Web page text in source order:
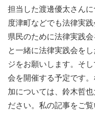
担当した渡邊優太さん
度津町などでも法律実
県民のために法律実践
と一緒に法律実践会を
ジをお願いします。そ
会を開催する予定です
加については、鈴木哲
ださい。私の記事をご